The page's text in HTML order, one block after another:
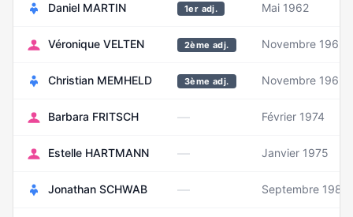
Daniel MARTIN 1er adj. Mai 1962
Véronique VELTEN 2ème adj. Novembre 1962
Christian MEMHELD 3ème adj. Novembre 1962
Barbara FRITSCH — Février 1974
Estelle HARTMANN — Janvier 1975
Jonathan SCHWAB — Septembre 1984